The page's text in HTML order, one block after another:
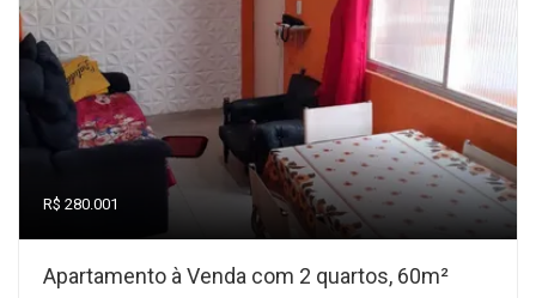
R$ 280.001
Apartamento à Venda com 2 quartos, 60m²